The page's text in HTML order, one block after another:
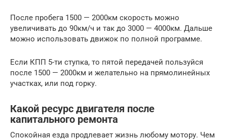
После пробега 1500 — 2000км скорость можно
увеличивать до 90км/ч и так до 3000 — 4000км. Дальше
можно использовать движок по полной программе.
Если КПП 5-ти ступка, то пятой передачей пользуйся
после 1500 — 2000км и желательно на прямолинейных
участках, или под горку.
Какой ресурс двигателя после
капитального ремонта
Спокойная езда продлевает жизнь любому мотору. Чем